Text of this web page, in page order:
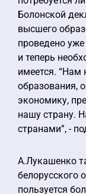
Болонской
высшего
проведено
и теперь
имеется. “Нам
образования,
экономику,
нашу страну.
странами”, -
А.Лукашенко
белорусского
пользуется